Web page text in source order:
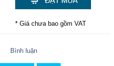
* Giá chưa bao gồm VAT
Bình luận